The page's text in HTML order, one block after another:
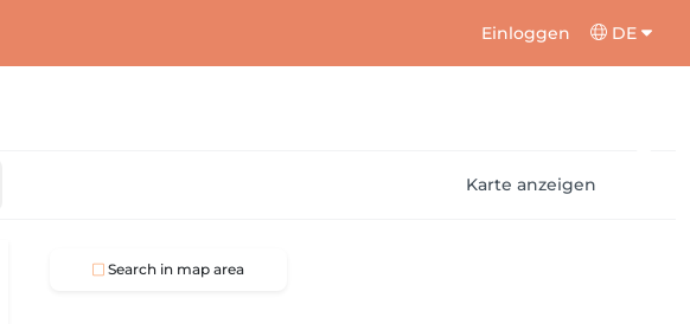
Einloggen DE
Karte anzeigen
Search in map area